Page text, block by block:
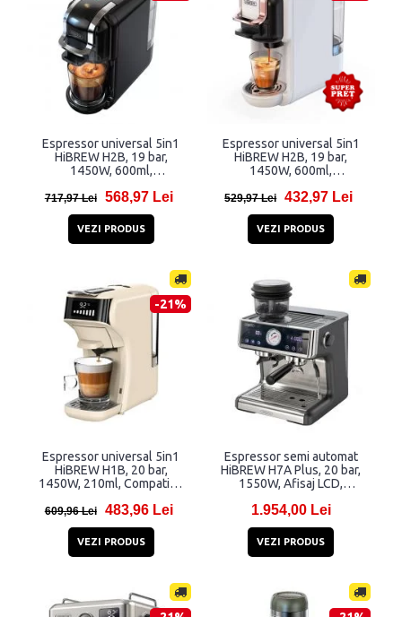
Espressor universal 5in1
HiBREW H2B, 19 bar,
1450W, 600ml,
capsule Nespresso, Dolce
cafea macinata, Negru
717,97 Lei 568,97 Lei
VEZI PRODUS
Espressor universal 5in1
HiBREW H2B, 19 bar,
1450W, 600ml,
capsule Nespresso, Dolce
cafea macinata, Alb
529,97 Lei 432,97 Lei
VEZI PRODUS
-21%
Espressor universal 5in1
HiBREW H1B, 20 bar,
1450W, 210ml, Compatibil
Dolce Gusto, KCup, plicurile
609,96 Lei 483,96 Lei
VEZI PRODUS
Espressor semi automat
HiBREW H7A Plus, 20 bar,
1550W, Afisaj LCD,
1.954,00 Lei
VEZI PRODUS